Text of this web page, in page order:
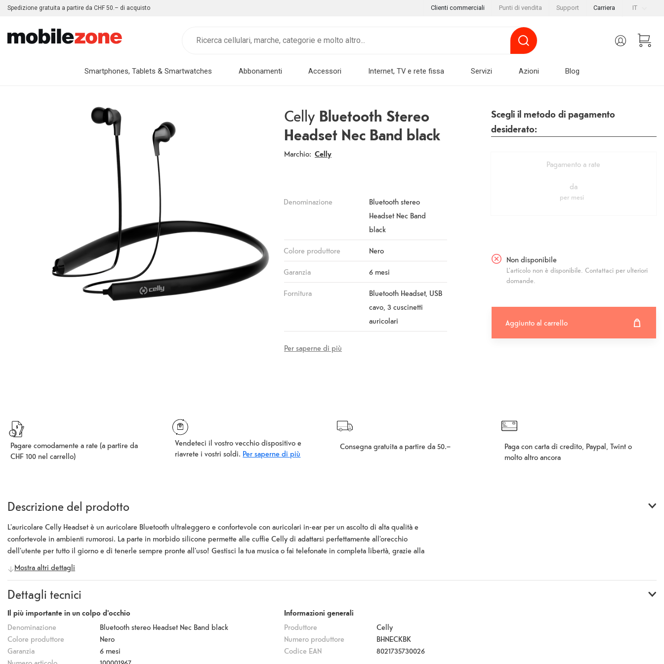
IT
Clienti commerciali Punti di vendita Support Carriera
Spedizione gratuita a partire da CHF 50.– di acquisto
Smartphones, Tablets & Smartwatches Abbonamenti Accessori Internet, TV e rete fissa Servizi Azioni Blog
Celly Bluetooth Stereo
Headset Nec Band black
Marchio: Celly
Denominazione
Bluetooth stereo
Headset Nec Band
black
Colore produttore Nero
Garanzia 6 mesi
Fornitura
Bluetooth Headset, USB
cavo, 3 cuscinetti
auricolari
Per saperne di più
Scegli il metodo di pagamento
desiderato:
Pagamento a rate
da
permesi
Non disponibile
L'articolo non è disponibile. Contattaci per ulteriori
domande.
Aggiunto al carrello
Pagare comodamente a rate (a partire da
CHF 100 nel carrello)
Vendeteci il vostro vecchio dispositivo e
riavrete i vostri soldi. Per saperne di più
Consegna gratuita a partire da 50.–
Paga con carta di credito, Paypal, Twint o
molto altro ancora
Descrizione del prodotto
L'auricolare Celly Headset è un auricolare Bluetooth ultraleggero e confortevole con auricolari in-ear per un ascolto di alta qualità e
confortevole in ambienti rumorosi. La parte in morbido silicone permette alle cuffie Celly di adattarsi perfettamente all'orecchio
dell'utente per tutto il giorno e di tenerle sempre pronte all'uso! Gestisci la tua musica o fai telefonate in completa libertà, grazie alla
tecnologia multipoint, puoi collegare le cuffie a due dispositivi Bluetooth contemporaneamente. La tecnologia Bluetooth 4.2 garantisce
la massima qualità del suono e la durata della batteria! Dotato di telecomando, microfono incorporato, pulsante multifunzione e
Mostra altri dettagli
Dettagli tecnici
Il più importante in un colpo d'occhio
Denominazione
Bluetooth stereo Headset Nec Band black
Colore produttore
Nero
Garanzia
6 mesi
Informazioni generali
Produttore
Celly
Numero produttore
BHNECKBK
Codice EAN
8021735730026